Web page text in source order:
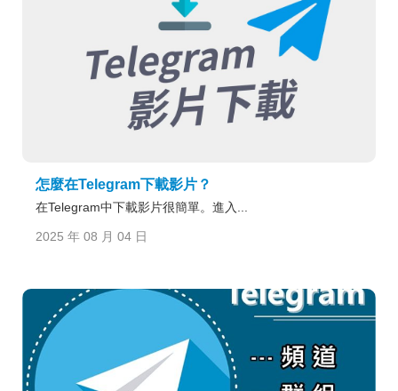
怎麼在Telegram下載影片？
在Telegram中下載影片很簡單。進入...
2025 年 08 月 04 日